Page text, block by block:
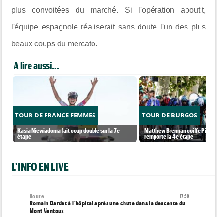
plus convoitées du marché. Si l'opération aboutit,
l'équipe espagnole réaliserait sans doute l'un des plus
beaux coups du mercato.
A lire aussi...
TOUR DE FRANCE FEMMES
Kasia Niewiadoma fait coup double sur la 7e
étape
TOUR DE BURGOS
Matthew Brennan coiffe Pithie
remporte la 4e étape
L'INFO EN LIVE
17:58
Route
Romain Bardet à l'hôpital après une chute dans la descente du
Mont Ventoux